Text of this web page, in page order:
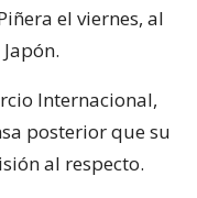
el viernes, al
Internacional,
posterior que su
al respecto.